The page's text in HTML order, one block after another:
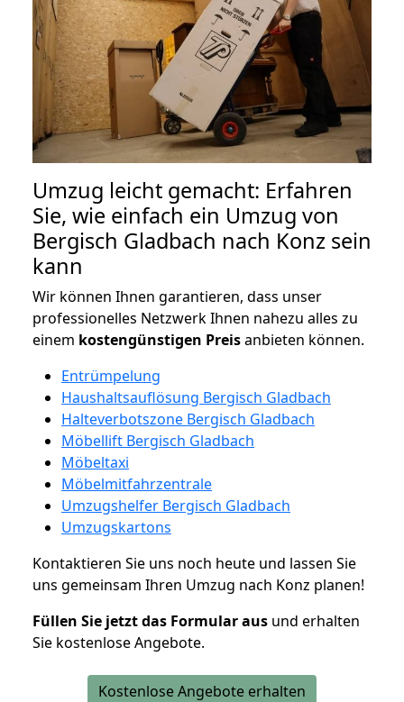
Umzug leicht gemacht: Erfahren
Sie, wie einfach ein Umzug von
Bergisch Gladbach nach Konz sein
kann
Wir können Ihnen garantieren, dass unser
professionelles Netzwerk Ihnen nahezu alles zu
einem kostengünstigen Preisanbieten können.
Entrümpelung
Haushaltsauflösung Bergisch Gladbach
Halteverbotszone Bergisch Gladbach
Möbellift Bergisch Gladbach
Möbeltaxi
Möbelmitfahrzentrale
Umzugshelfer Bergisch Gladbach
Umzugskartons
Kontaktieren Sie uns noch heute und lassen Sie
uns gemeinsam Ihren Umzug nach Konz planen!
Füllen Sie jetzt das Formular aus und erhalten
Sie kostenlose Angebote.
Kostenlose Angebote erhalten